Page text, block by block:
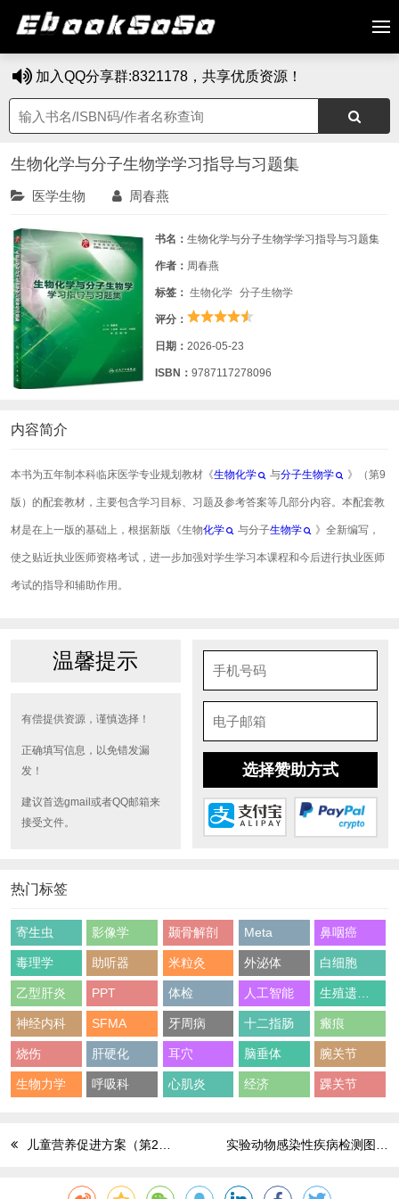
加入QQ分享群:8321178，共享优质资源！
生物化学与分子生物学学习指导与习题集
医学生物 周春燕
书名： 生物化学与分子生物学学习指导与习题集
作者： 周春燕
标签： 生物化学 分子生物学
评分：
日期： 2026-05-23
ISBN： 9787117278096
内容简介
本书为五年制本科临床医学专业规划教材《生物化学 与分子生物学 》（第9
版）的配套教材，主要包含学习目标、习题及参考答案等几部分内容。本配套教
材是在上一版的基础上，根据新版《生物化学 与分子生物学 》全新编写，
使之贴近执业医师资格考试，进一步加强对学生学习本课程和今后进行执业医师
考试的指导和辅助作用。
温馨提示
有偿提供资源，谨慎选择！
正确填写信息，以免错发漏
发！
建议首选gmail或者QQ邮箱来
接受文件。
选择赞助方式
热门标签
寄生虫 影像学 颞骨解剖 Meta 鼻咽癌
毒理学 助听器 米粒灸 外泌体 白细胞
乙型肝炎 PPT 体检 人工智能
神经内科 SFMA 牙周病 十二指肠 瘢痕
烧伤 肝硬化 耳穴 脑垂体 腕关节
生物力学 呼吸科 心肌炎 经济 踝关节
儿童营养促进方案（第2版）